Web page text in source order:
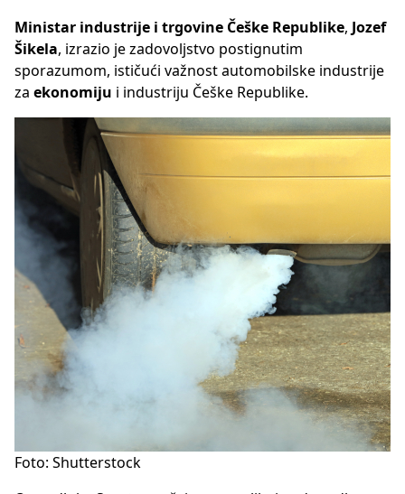
Ministar industrije i trgovine Češke Republike, Jozef
Šikela, izrazio je zadovoljstvo postignutim
sporazumom, ističući važnost automobilske industrije
za ekonomiju i industriju Češke Republike.
Foto: Shutterstock